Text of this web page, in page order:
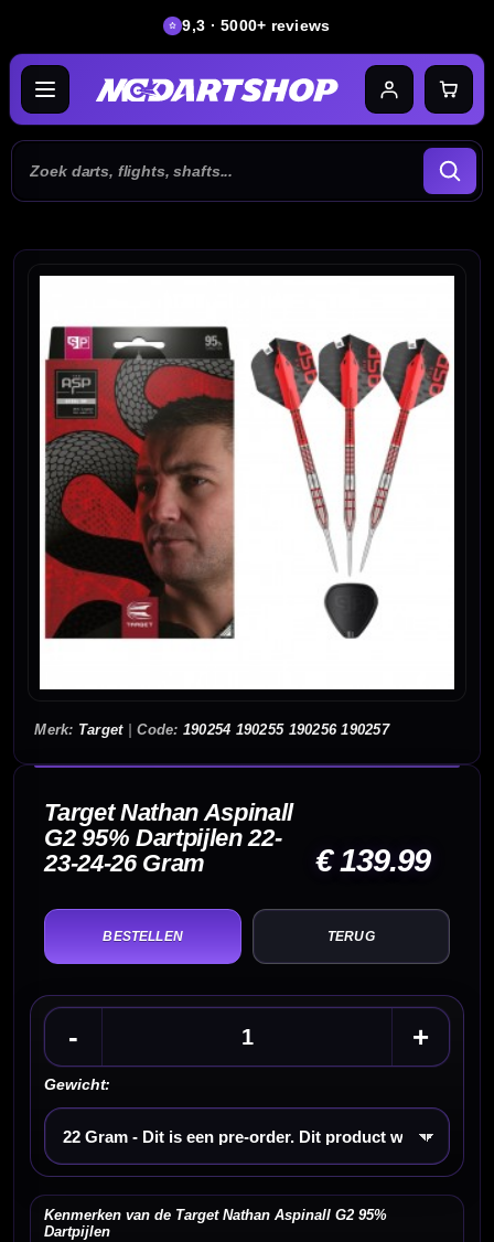
9,3 · 5000+ reviews
Target| 190254 190255 190256 190257
Target Nathan Aspinall
G2 95% Dartpijlen 22-
23-24-26 Gram
€ 139.99
TERUG
- +
Gewicht:
Kies een optie
Kenmerken van de Target Nathan Aspinall G2 95%
Dartpijlen